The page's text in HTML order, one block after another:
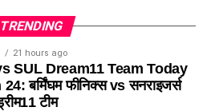
TRENDING
21 hours ago
SUL Dream11 Team Today
बर्मिंघम फीनिक्स vs सनराइजर्स
टीम